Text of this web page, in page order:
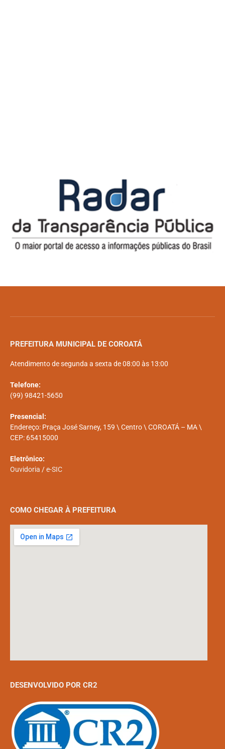
PREFEITURA MUNICIPAL DE COROATÁ
Atendimento de segunda a sexta de 08:00 às 13:00
Telefone:
(99) 98421-5650
Presencial:
Endereço: Praça José Sarney, 159 \ Centro \ COROATÁ – MA \
CEP: 65415000
Eletrônico:
Ouvidoria /e-SIC
COMO CHEGAR À PREFEITURA
DESENVOLVIDO POR CR2